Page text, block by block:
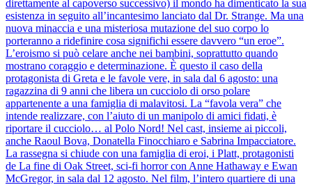
direttamente al capoverso successivo) il mondo ha dimenticato la sua
esistenza in seguito all’incantesimo lanciato dal Dr. Strange. Ma una
nuova minaccia e una misteriosa mutazione del suo corpo lo
porteranno a ridefinire cosa significhi essere davvero “un eroe”.
L’eroismo si può celare anche nei bambini, soprattutto quando
mostrano coraggio e determinazione. È questo il caso della
protagonista di Greta e le favole vere, in sala dal 6 agosto: una
ragazzina di 9 anni che libera un cucciolo di orso polare
appartenente a una famiglia di malavitosi. La “favola vera” che
intende realizzare, con l’aiuto di un manipolo di amici fidati, è
riportare il cucciolo… al Polo Nord! Nel cast, insieme ai piccoli,
anche Raoul Bova, Donatella Finocchiaro e Sabrina Impacciatore.
La rassegna si chiude con una famiglia di eroi, i Platt, protagonisti
de La fine di Oak Street, sci-fi horror con Anne Hathaway e Ewan
McGregor, in sala dal 12 agosto. Nel film, l’intero quartiere di una